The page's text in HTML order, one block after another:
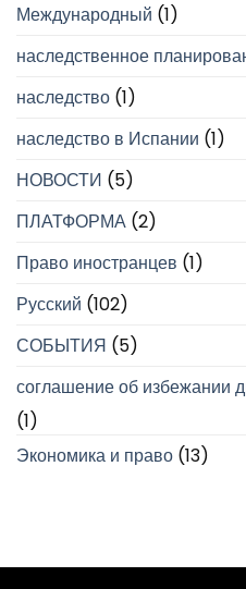
Международный (1)
наследственное
наследство (1)
наследство в Испании (1)
НОВОСТИ (5)
ПЛАТФОРМА (2)
Право иностранцев (1)
Русский (102)
СОБЫТИЯ (5)
соглашение об избежании
(1)
Экономика и право (13)